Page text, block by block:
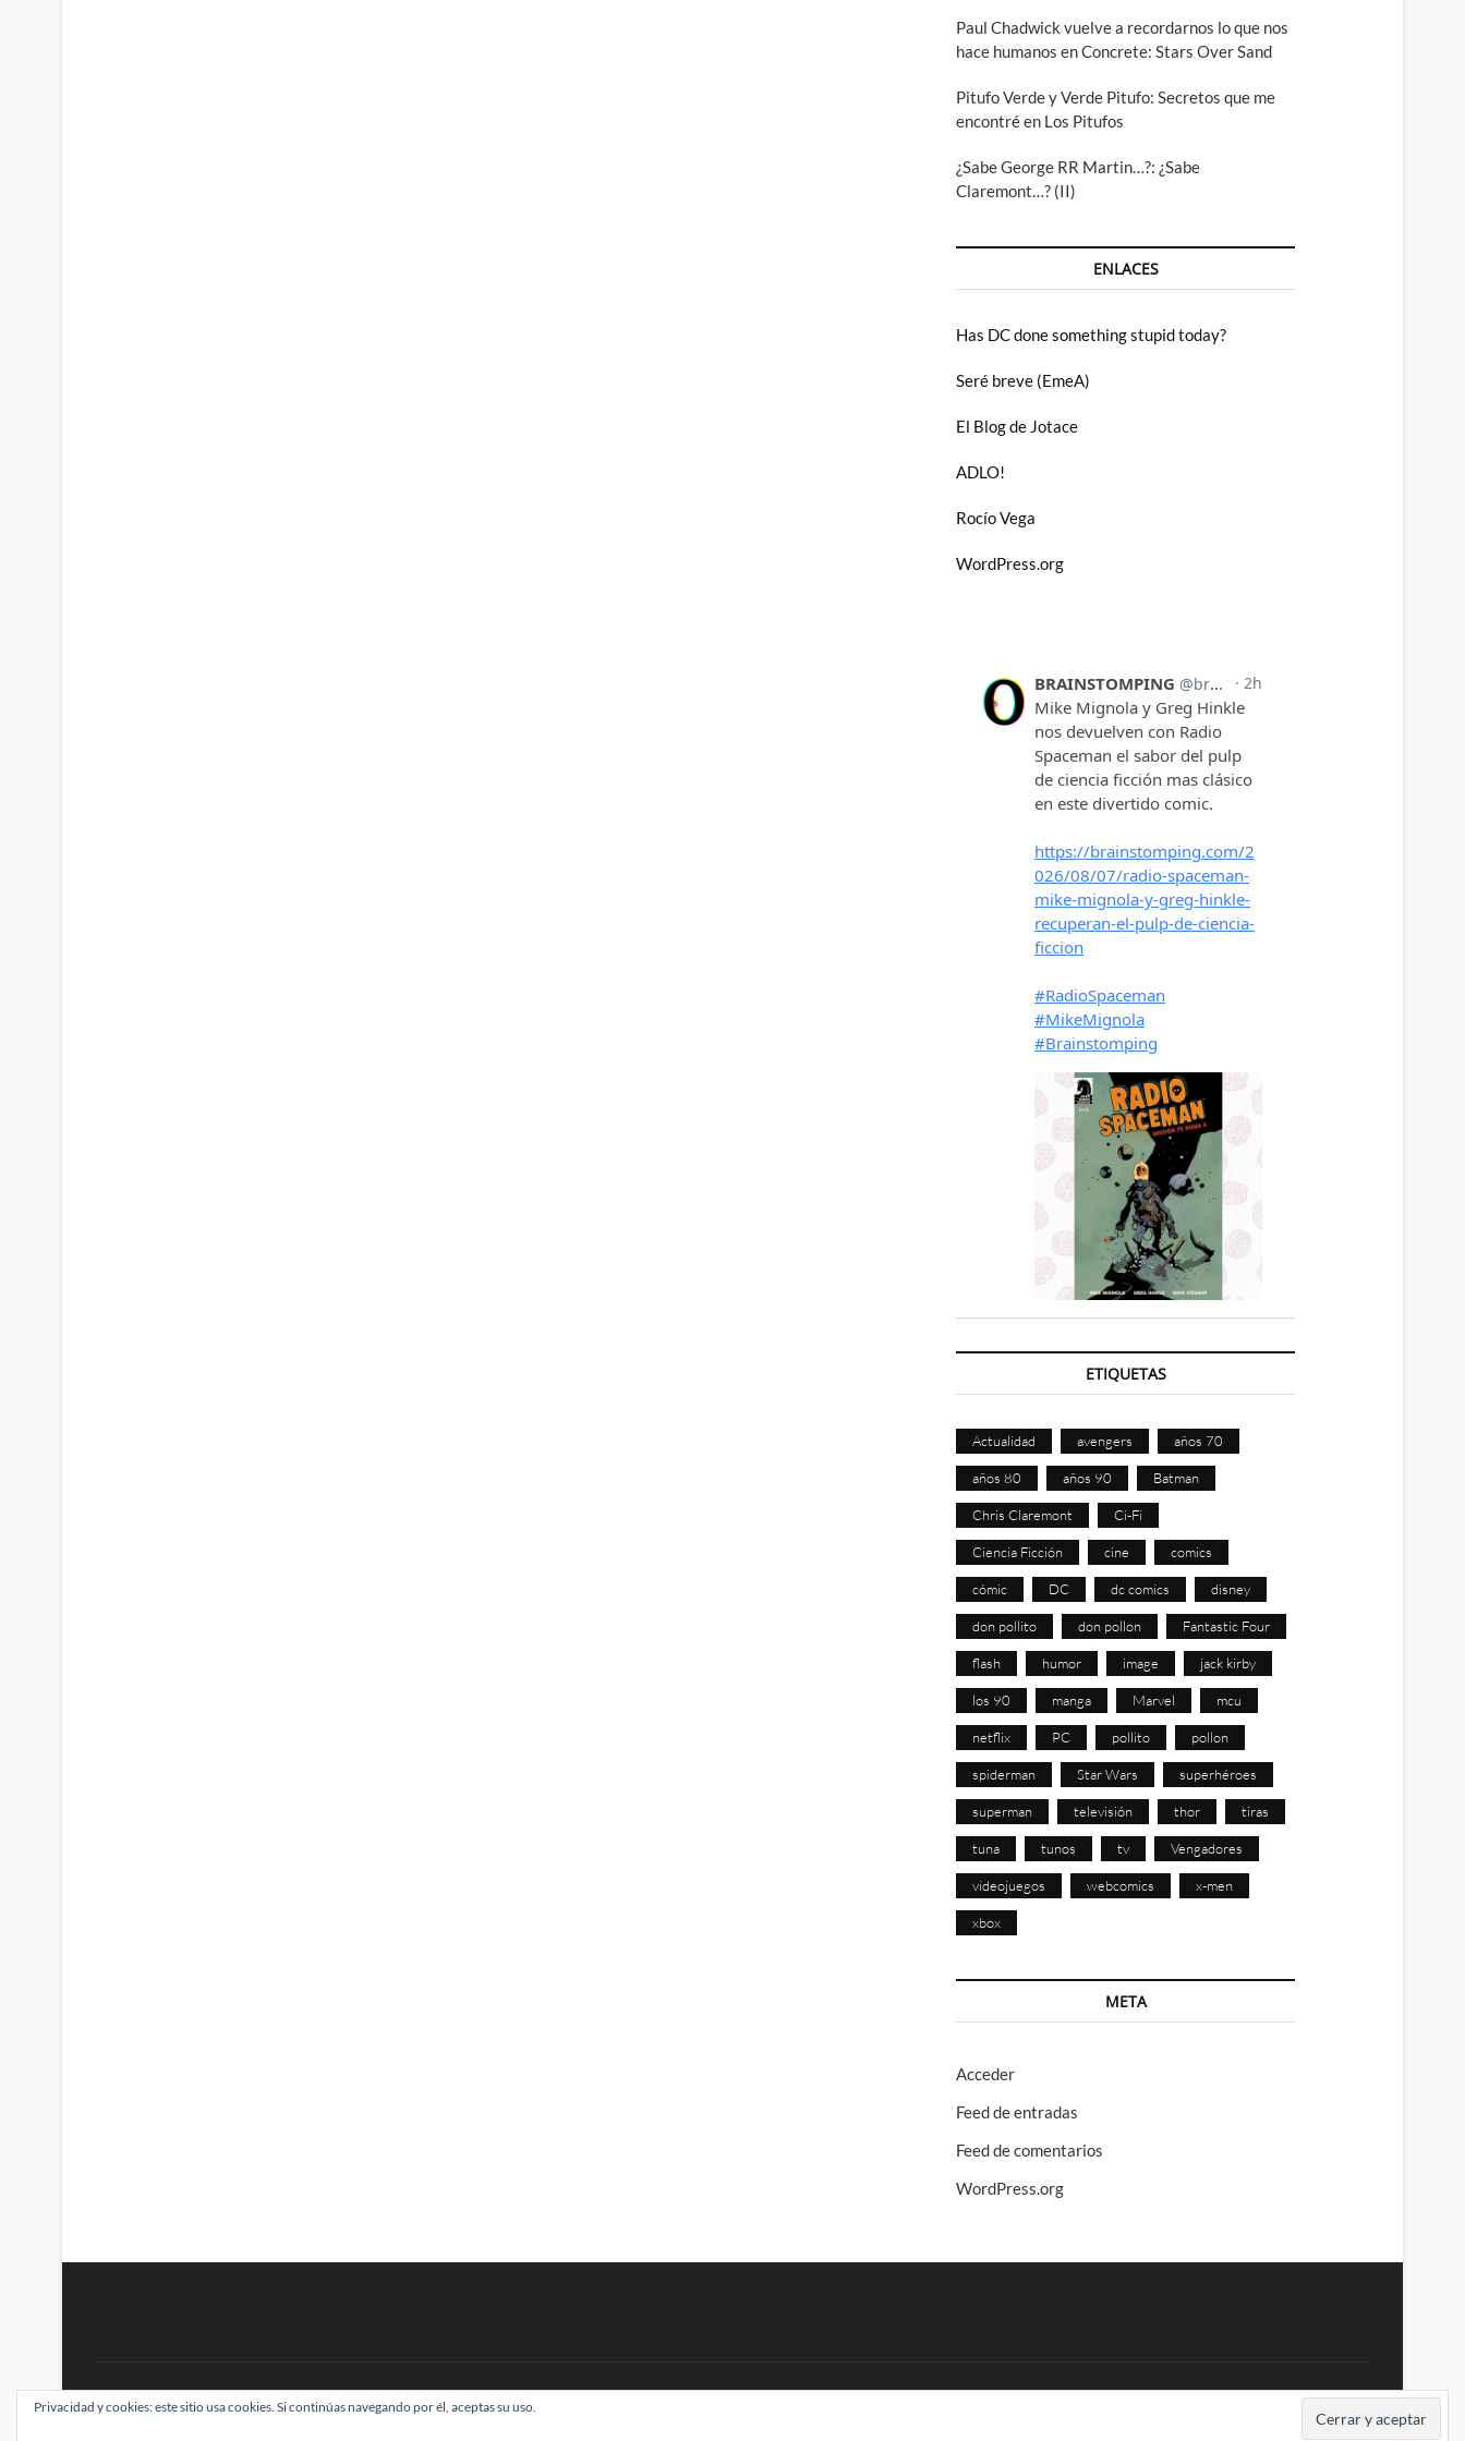
Paul Chadwick vuelve a recordarnos lo que nos
hace humanos en Concrete: Stars Over Sand
Pitufo Verde y Verde Pitufo: Secretos que me
encontré en Los Pitufos
¿Sabe George RR Martin…?: ¿Sabe
Claremont…? (II)
ENLACES
Has DC done something stupid today?
Seré breve (EmeA)
El Blog de Jotace
ADLO!
Rocío Vega
WordPress.org
ETIQUETAS
Actualidad avengers años 70
años 80 años 90 Batman
Chris Claremont Ci-Fi
Ciencia Ficción cine comics
cómic DC dc comics disney
don pollito don pollon Fantastic Four
flash humor image jack kirby
los 90 manga Marvel mcu
netflix PC pollito pollon
spiderman Star Wars superhéroes
superman televisión thor tiras
tuna tunos tv Vengadores
videojuegos webcomics x-men
xbox
META
Acceder
Feed de entradas
Feed de comentarios
WordPress.org
BRAINSTOMPING| Diseñado por:Theme Freesia|WordPress| © Todos los derechos reservados
Privacidad y cookies: este sitio usa cookies. Si continúas navegando por él, aceptas su uso.